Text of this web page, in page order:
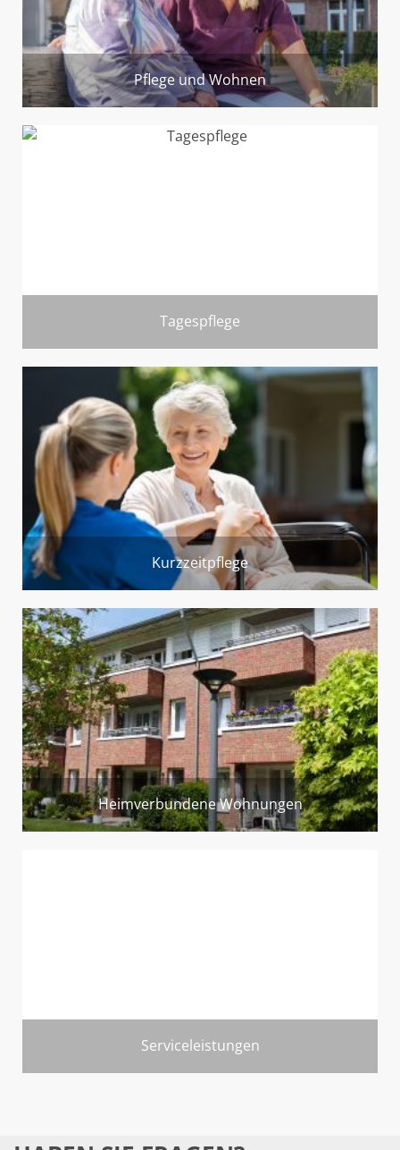
Pflege und Wohnen
Tagespflege
Kurzzeitpflege
Heimverbundene Wohnungen
Serviceleistungen